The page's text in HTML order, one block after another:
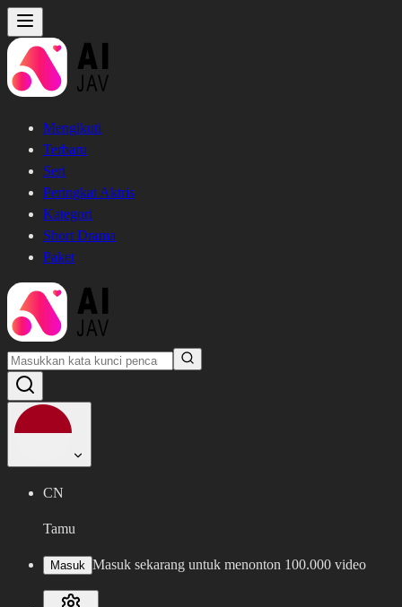
Mengikuti
Terbaru
Seri
Peringkat Aktris
Kategori
Short Drama
Paket
CN
Tamu
Masuk Masuk sekarang untuk menonton 100.000 video